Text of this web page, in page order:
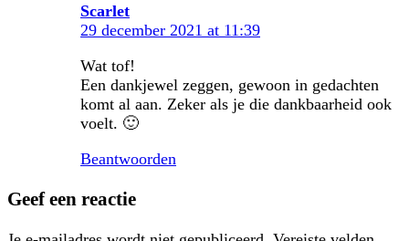
Scarlet
29 december 2021 at 11:39
Wat tof!
Een dankjewel zeggen, gewoon in gedachten
komt al aan. Zeker als je die dankbaarheid ook
voelt. 🙂
Beantwoorden
Geef een reactie